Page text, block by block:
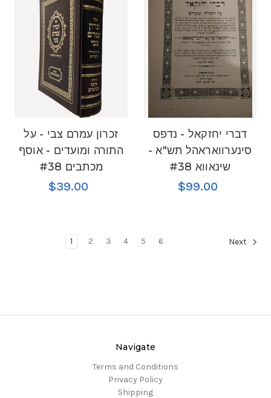
זכרון עמרם צבי - על
התורה ומועדים - אוסף
מכתבים #38
$39.00
דברי יחזקאל - נדפס
סינערוואראהל תש"א -
שינאווא #38
$99.00
1 2 3 4 5 6 Next
Navigate
Terms and Conditions
Privacy Policy
Shipping